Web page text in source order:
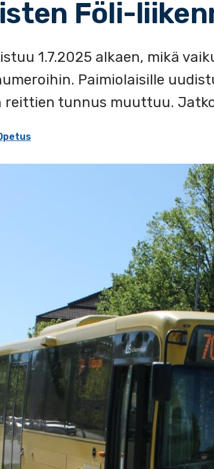
Föli-
1.7.2025 alkaen, mikä
Paimiolaisille
reittien tunnus muuttuu.